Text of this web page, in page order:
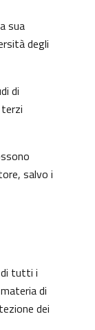
sua
degli
di
salvo i
di tutti i
di
dei